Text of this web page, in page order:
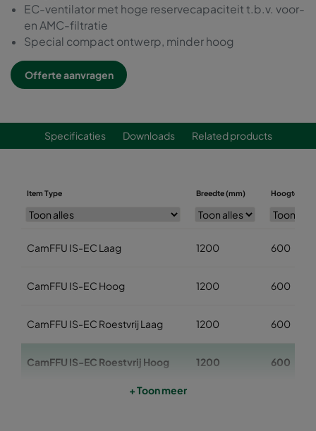
EC-ventilator met hoge reservecapaciteit t.b.v. voor-
en AMC-filtratie
Special compact ontwerp, minder hoog
Offerte aanvragen
Specificaties Downloads Related products
Item Type Breedte (mm) Hoogte
CamFFU IS-EC Laag 1200 600
CamFFU IS-EC Hoog 1200 600
CamFFU IS-EC Roestvrij Laag 1200 600
CamFFU IS-EC Roestvrij Hoog 1200 600
+ Toon meer